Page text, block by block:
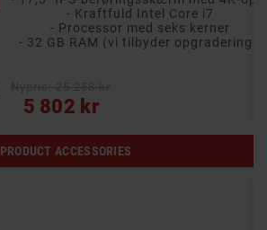
- Kraftfuld Intel Core i7
- Processor med seks kerner
- 32 GB RAM (vi tilbyder opgradering!)
5 802 kr
Pris
PRODUCT ACCESSORIES